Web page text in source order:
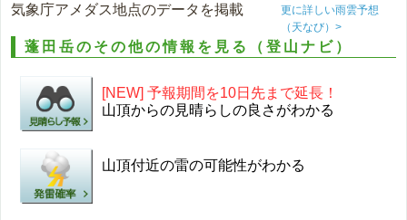
気象庁アメダス地点のデータを掲載
更に詳しい雨雲予想
（天なび）>
蓬田岳のその他の情報を見る（登山ナビ）
[NEW] 予報期間を10日先まで延長！
山頂からの見晴らしの良さがわかる
山頂付近の雷の可能性がわかる